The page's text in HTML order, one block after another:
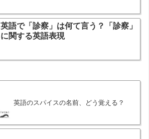
英語で「診察」は何て言う？「診察」
に関する英語表現
英語のスパイスの名前、どう覚える？